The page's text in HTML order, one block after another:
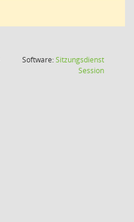
Software:Sitzungsdienst
Session(Wird in